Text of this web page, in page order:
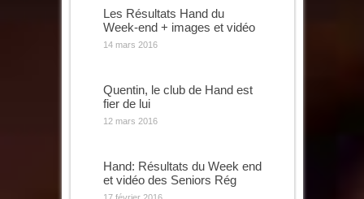
Les Résultats Hand du
Week-end + images et vidéo
14 mars 2016
Quentin, le club de Hand est
fier de lui
12 mars 2016
Hand: Résultats du Week end
et vidéo des Seniors Rég